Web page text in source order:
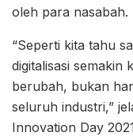
oleh para nasabah.
“Seperti kita tahu
digitalisasi semakin
berubah, bukan
seluruh industri,”
Innovation Day